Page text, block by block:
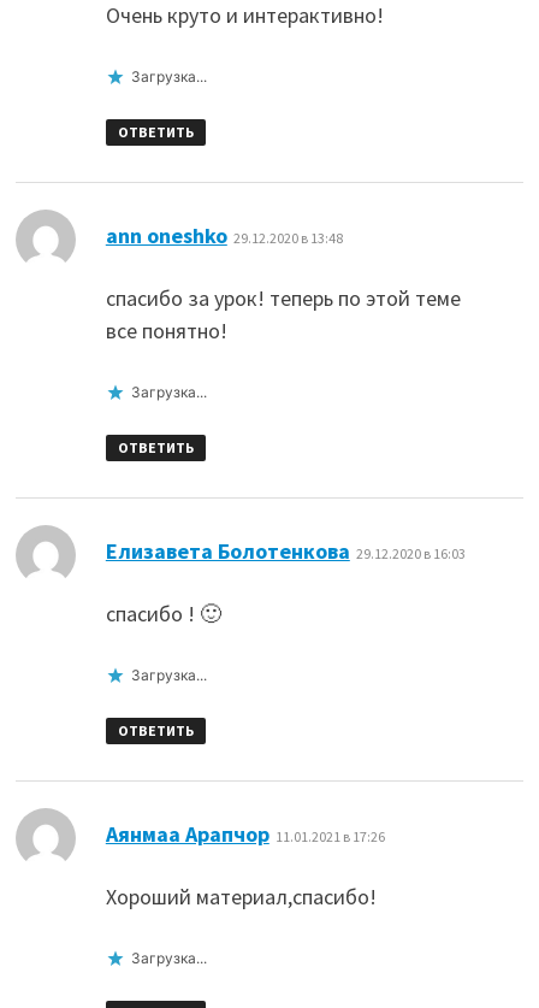
Очень круто и интерактивно!
Загрузка...
ОТВЕТИТЬ
ann oneshko: 29.12.2020 в 13:48
спасибо за урок! теперь по этой теме
все понятно!
Загрузка...
ОТВЕТИТЬ
Елизавета Болотенкова 29.12.2020 в 16:03
спасибо ! 🙂
Загрузка...
ОТВЕТИТЬ
Аянмаа Арапчор: 11.01.2021 в 17:26
Хороший материал,спасибо!
Загрузка...